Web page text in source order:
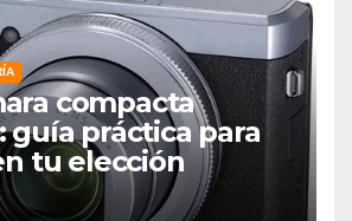
compacta
guía práctica para
tu elección